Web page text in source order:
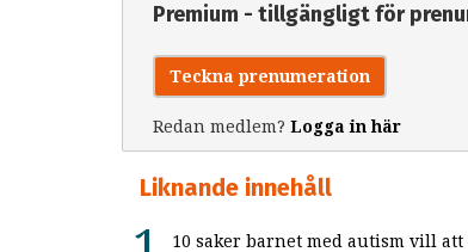
Premium - tillgängligt för
Teckna prenumeration
Redan medlem? Logga in här
Liknande innehåll
10 saker barnet med autism vill att